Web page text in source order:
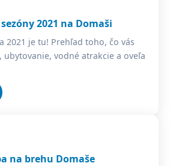
2021 na Domaši
2021 je tu! Prehľad toho, čo vás
ubytovanie, vodné atrakcie a oveľa
na brehu Domaše